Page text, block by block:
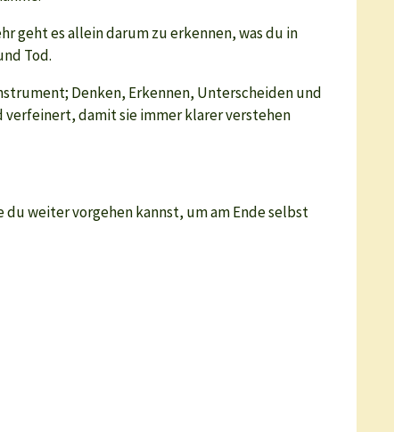
geht es allein darum zu erkennen, was du in
Tod.
Denken, Erkennen, Unterscheiden und
verfeinert, damit sie immer klarer verstehen
weiter vorgehen kannst, um am Ende selbst